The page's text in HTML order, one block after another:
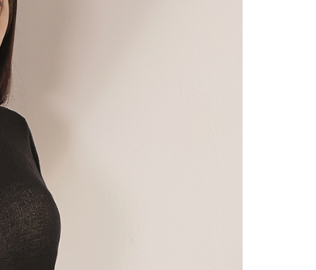
理、利用について疑問がある、または関連する法律の権利
場合は、ネットプロテクションズ
入注文書とあわせてAFTEEにご提供いただく、または
たの個人情報の収集、処理、利用を許可することににご同
い場合は、当サービスを選択しないでください。